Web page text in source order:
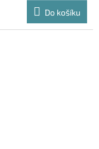
Do košíku